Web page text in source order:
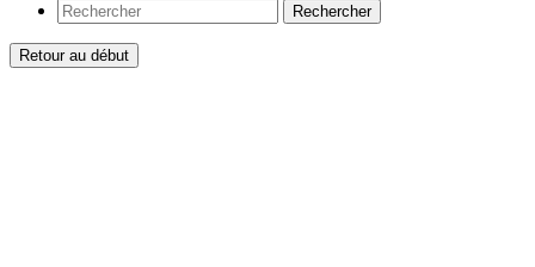
Rechercher
Retour au début